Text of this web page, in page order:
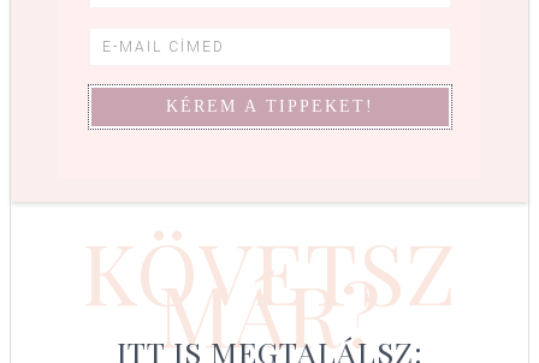
KÖVETSZ
MÁR?
ITT IS MEGTALÁLSZ: